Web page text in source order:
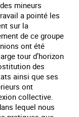
mineurs
a pointé les
sur la
de ce groupe
ont été
tour d’horizon
des
ainsi que ses
ont
collective.
lequel nous